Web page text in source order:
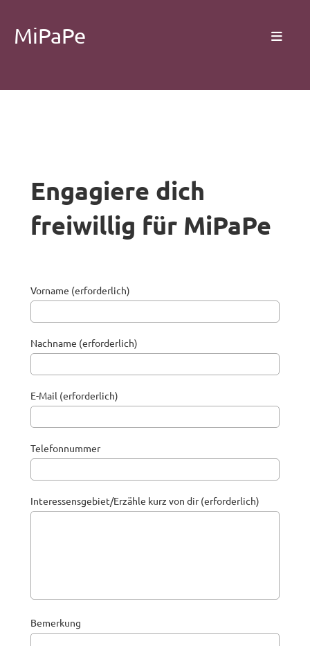
MiPaPe
Engagiere dich
freiwillig für MiPaPe
Vorname (erforderlich)
Nachname (erforderlich)
E-Mail (erforderlich)
Telefonnummer
Interessensgebiet/Erzähle kurz von dir (erforderlich)
Bemerkung